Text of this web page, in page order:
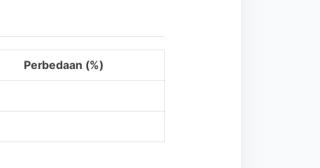
Perbedaan (%)